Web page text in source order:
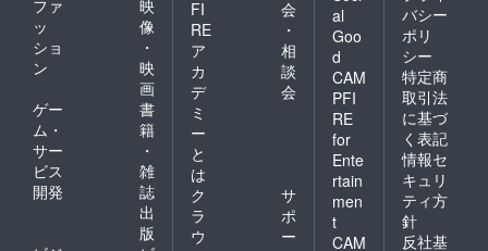
ファ
ッ
ショ
ン
映
像
・
映
画
ゲー
ム・
サー
ビス
開発
書
籍
・
雑
誌
出
版
FI
RE
ア
カ
デ
ミ
ー
と
は
会
・
相
談
会
ク
ラ
ウ
サ
ポ
ー
al
Goo
d
CAM
PFI
RE
for
Ente
rtain
men
t
CAM
バシー
ポリ
シー
特定商
取引法
に基づ
く表記
情報セ
キュリ
ティ方
針
反社基